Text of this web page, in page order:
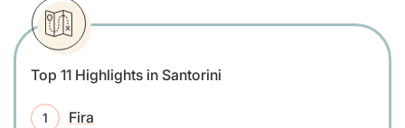
Top 11 Highlights in Santorini
Fira